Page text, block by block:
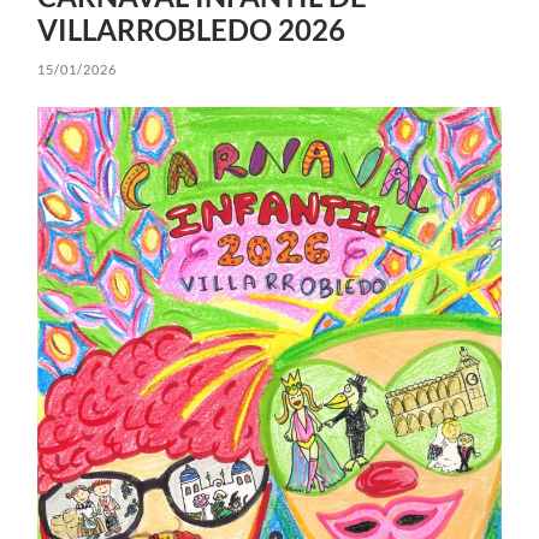
VILLARROBLEDO 2026
15/01/2026